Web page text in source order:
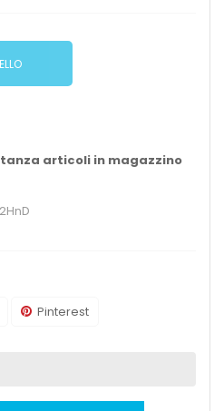
articoli in magazzino
Pinterest